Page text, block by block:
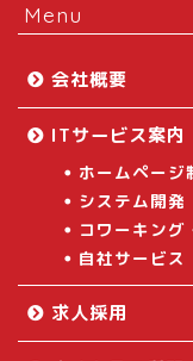
Menu
会社概要
ITサービス案内
ホームページ
システム開発
コワーキング
自社サービス
求人採用